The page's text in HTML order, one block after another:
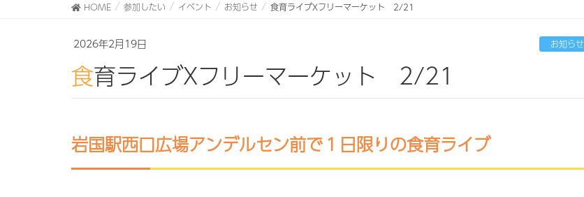
HOME 参加したい イベント お知らせ 食育ライブXフリーマーケット 2/21
2026年2月19日 お知らせ
食育ライブXフリーマーケット 2/21
岩国駅西口広場アンデルセン前で１日限りの食育ライブ